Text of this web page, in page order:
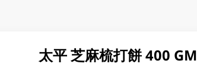
太平 芝麻梳打餅 400 GM